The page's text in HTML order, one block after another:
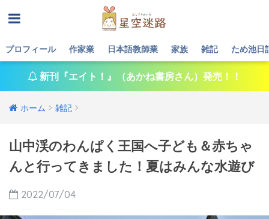
プロフィール 作家業 日本語教師業 家族 雑記 ため池日
新刊『エイト！』（あかね書房さん）発売！！
ホーム 雑記
山中渓のわんぱく王国へ子ども＆赤ちゃ
んと行ってきました！夏はみんな水遊び
2022/07/04